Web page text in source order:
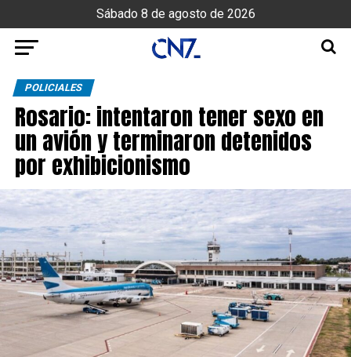
Sábado 8 de agosto de 2026
POLICIALES
Rosario: intentaron tener sexo en
un avión y terminaron detenidos
por exhibicionismo